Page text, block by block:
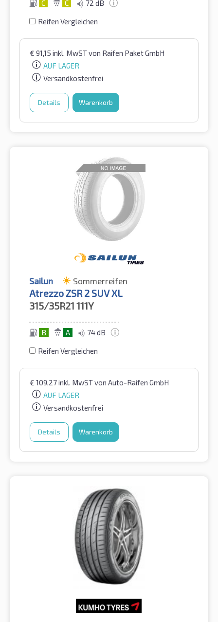
C C 72 dB
Reifen Vergleichen
€ 91,15 inkl. MwSTvon Raifen Paket GmbH
AUF LAGER
Versandkostenfrei
Details Warenkorb
Sailun Sommerreifen
Atrezzo ZSR 2 SUV XL
315/35R21 111Y
B A 74 dB
Reifen Vergleichen
€ 109,27inkl. MwSTvon Auto-Raifen GmbH
AUF LAGER
Versandkostenfrei
Details Warenkorb